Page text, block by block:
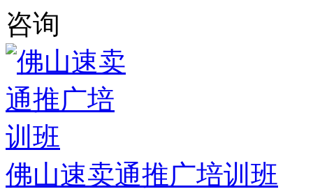
咨询
佛山速卖通推广培训班